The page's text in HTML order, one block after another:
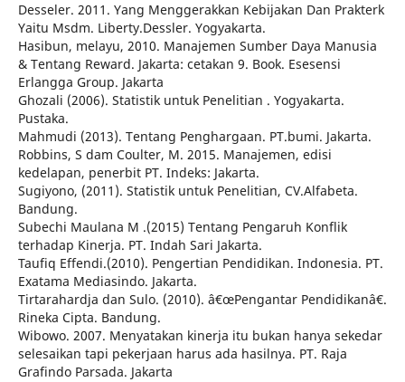
Desseler. 2011. Yang Menggerakkan Kebijakan Dan Prakterk
Yaitu Msdm. Liberty.Dessler. Yogyakarta.
Hasibun, melayu, 2010. Manajemen Sumber Daya Manusia
& Tentang Reward. Jakarta: cetakan 9. Book. Esesensi
Erlangga Group. Jakarta
Ghozali (2006). Statistik untuk Penelitian . Yogyakarta.
Pustaka.
Mahmudi (2013). Tentang Penghargaan. PT.bumi. Jakarta.
Robbins, S dam Coulter, M. 2015. Manajemen, edisi
kedelapan, penerbit PT. Indeks: Jakarta.
Sugiyono, (2011). Statistik untuk Penelitian, CV.Alfabeta.
Bandung.
Subechi Maulana M .(2015) Tentang Pengaruh Konflik
terhadap Kinerja. PT. Indah Sari Jakarta.
Taufiq Effendi.(2010). Pengertian Pendidikan. Indonesia. PT.
Exatama Mediasindo. Jakarta.
Tirtarahardja dan Sulo. (2010). â€œPengantar Pendidikanâ€.
Rineka Cipta. Bandung.
Wibowo. 2007. Menyatakan kinerja itu bukan hanya sekedar
selesaikan tapi pekerjaan harus ada hasilnya. PT. Raja
Grafindo Parsada. Jakarta